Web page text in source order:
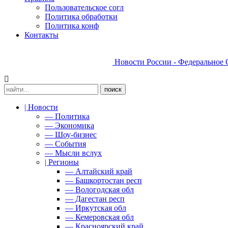
Пользовательское согл
Политика обработки
Политика конф
Контакты
Новости России - Федеральное
| Новости
— Политика
— Экономика
— Шоу-бизнес
— События
— Мысли вслух
| Регионы
— Алтайский край
— Башкортостан респ
— Вологодская обл
— Дагестан респ
— Иркутская обл
— Кемеровская обл
— Красноярский край